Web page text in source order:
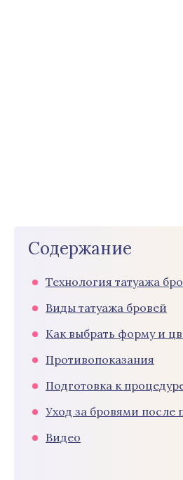
Содержание
Технология татуажа
Виды татуажа бровей
Как выбрать форму и
Противопоказания
Подготовка к
Уход за бровями после
Видео